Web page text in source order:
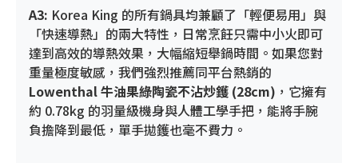
A3: Korea King 的所有鍋具均兼顧了「輕便易用」與
「快速導熱」的兩大特性，日常烹飪只需中小火即可
達到高效的導熱效果，大幅縮短舉鍋時間。如果您對
重量極度敏感，我們強烈推薦同平台熱銷的
Lowenthal 牛油果綠陶瓷不沾炒鑊 (28cm) ，它擁有
約 0.78kg 的羽量級機身與人體工學手把，能將手腕
負擔降到最低，單手拋鑊也毫不費力。